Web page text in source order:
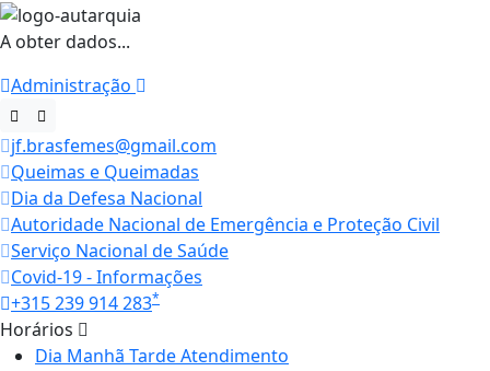
A obter dados...
Administração
jf.brasfemes@gmail.com
Queimas e Queimadas
Dia da Defesa Nacional
Autoridade Nacional de Emergência e Proteção Civil
Serviço Nacional de Saúde
Covid-19 - Informações
+315 239 914 283*
Horários
Dia Manhã TardeAtendimento